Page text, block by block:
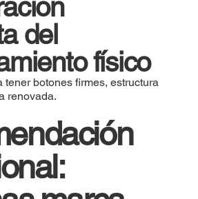
del
físico
tener botones firmes, estructura
renovada.